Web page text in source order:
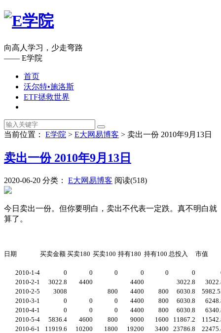
向高人学习，少走弯路
—— E学院
首页
沃尔特•施洛斯
ETF拯救世界
当前位置： E学院 > E大网易博客 > 卖出一份 2010年9月13日
卖出一份 2010年9月13日
2020-06-20 分类： E大网易博客 阅读(518)
今日卖出一份。但你要明白，卖出不代表一定跌。真不明白就
算了。
日期 买卖金额 买卖180 买卖100 持有180 持有100 总投入 市值
2010-1-4 0 0 0 0 0 0
2010-2-1
3022.8 4400 4400 3022.8
2010-2-5
3008 800 4400 800 6030.8
2010-3-1
0 0 0 4400 800 6030.8
2010-4-1
0 0 0 4400 800 6030.8
2010-5-4
5836.4 4600 800 9000 1600 11867.2
2010-6-1
11919.6 10200 1800 19200 3400 23786.8